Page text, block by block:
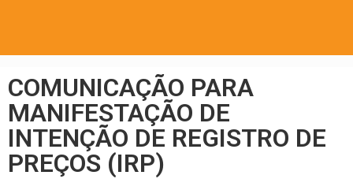
COMUNICAÇÃO PARA
MANIFESTAÇÃO DE
INTENÇÃO DE REGISTRO DE
PREÇOS (IRP)